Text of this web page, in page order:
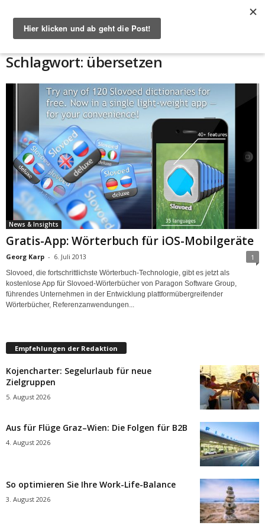
Schlagwort: übersetzen
News & Insights
Gratis-App: Wörterbuch für iOS-Mobilgeräte
Georg Karp - 6. Juli 2013 1
Slovoed, die fortschrittlichste Wörterbuch-Technologie, gibt es jetzt als
kostenlose App für Slovoed-Wörterbücher von Paragon Software Group,
führendes Unternehmen in der Entwicklung plattformübergreifender
Wörterbücher, Referenzanwendungen...
Empfehlungen der Redaktion
Kojencharter: Segelurlaub für neue
Zielgruppen
5. August 2026
Aus für Flüge Graz–Wien: Die Folgen für B2B
4. August 2026
So optimieren Sie Ihre Work-Life-Balance
3. August 2026